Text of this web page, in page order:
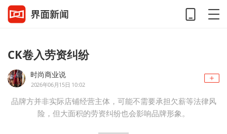
CK卷入劳资纠纷
时尚商业说
2026年06月15日 10:02
品牌方并非实际店铺经营主体，可能不需要承担欠薪等法律风
险，但大面积的劳资纠纷也会影响品牌形象。